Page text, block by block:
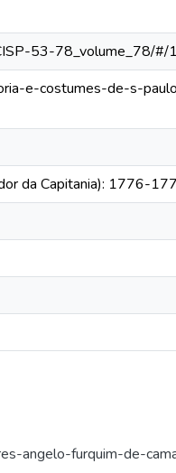
53-78_volume_78/#/
e-costumes-de-s-
da Capitania): 1776-
angelo-furquim-de-